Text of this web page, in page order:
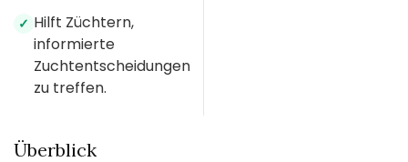
✓ Hilft Züchtern,
informierte
Zuchtentscheidungen
zu treffen.
Überblick